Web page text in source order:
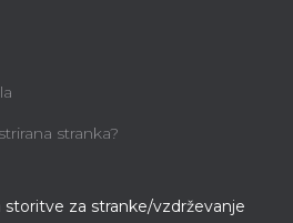
stranka?
storitve za stranke/vzdrževanje